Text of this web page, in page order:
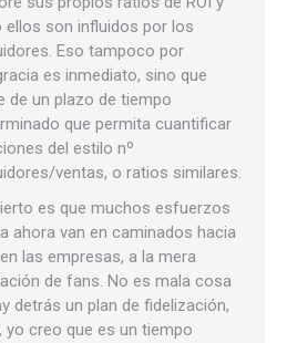
ellos son influidos por los
Eso tampoco por
es inmediato, sino que
de un plazo de tiempo
que permita cuantificar
del estilo nº
ventas, o ratios similares.
es que muchos esfuerzos
ahora van en caminados hacia
las empresas, a la mera
de fans. No es mala cosa
detrás un plan de fidelización,
yo creo que es un tiempo